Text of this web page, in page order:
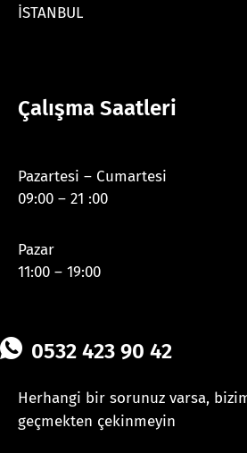
İSTANBUL
Çalışma Saatleri
Pazartesi – Cumartesi
09:00 – 21 :00
Pazar
11:00 – 19:00
0532 423 90 42
Herhangi bir sorunuz varsa,
geçmekten çekinmeyin